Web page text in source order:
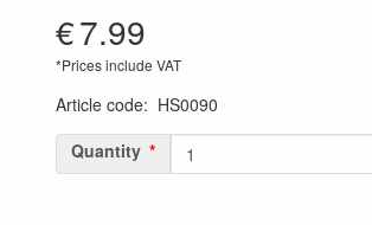
€7.99
*Prices include VAT
Article code: HS0090
Quantity